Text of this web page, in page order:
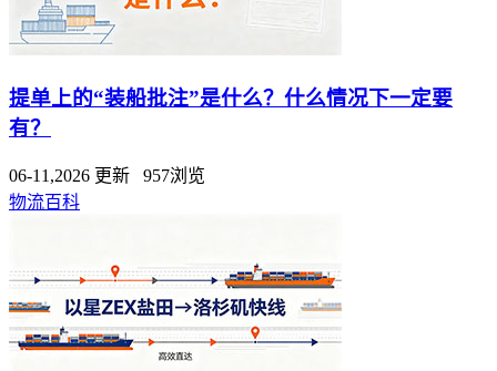
提单上的“装船批注”是什么？什么情况下一定要
有？
06-11,2026 更新 957浏览
物流百科